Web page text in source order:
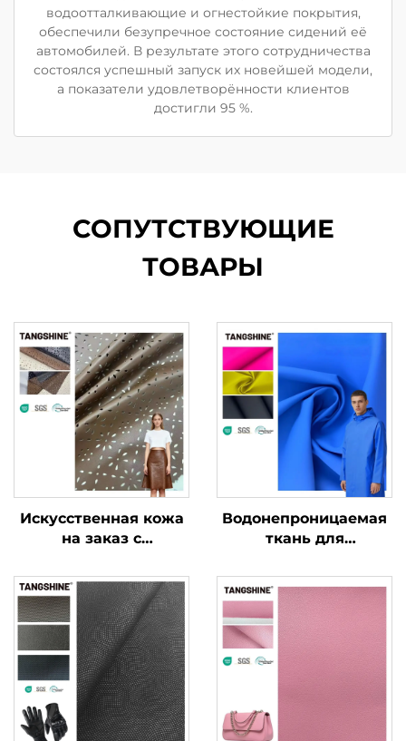
водоотталкивающие и огнестойкие покрытия,
обеспечили безупречное состояние сидений её
автомобилей. В результате этого сотрудничества
состоялся успешный запуск их новейшей модели,
а показатели удовлетворённости клиентов
достигли 95 %.
СОПУТСТВУЮЩИЕ
ТОВАРЫ
Искусственная кожа
на заказ с
кожеподобная ткань
для одежды и курток
Водонепроницаемая
ткань для
синтетическая кожа,
ПУ-кожа